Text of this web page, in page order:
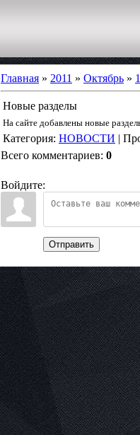
Главная » 2011 » Октябрь »
Новые разделы
На сайте добавлены новые
Категория: НОВОСТИ |
Всего комментариев: 0
Войдите:
Отправить